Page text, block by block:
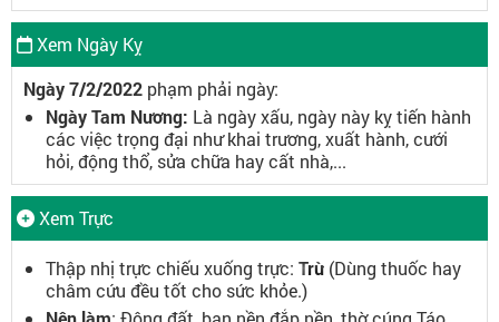
Xem Ngày Kỵ
Ngày 7/2/2022 phạm phải ngày:
Ngày Tam Nương: Là ngày xấu, ngày này kỵ tiến hành
các việc trọng đại như khai trương, xuất hành, cưới
hỏi, động thổ, sửa chữa hay cất nhà,...
Xem Trực
Thập nhị trực chiếu xuống trực: Trừ (Dùng thuốc hay
châm cứu đều tốt cho sức khỏe.)